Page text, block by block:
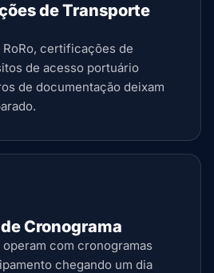
de Transporte
certificações de
de acesso portuário
de documentação deixam
Cronograma
com cronogramas
chegando um dia